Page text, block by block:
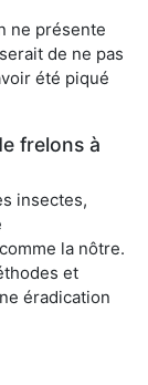
ne présente
de ne pas
été piqué
frelons à
insectes,
la nôtre.
et
éradication